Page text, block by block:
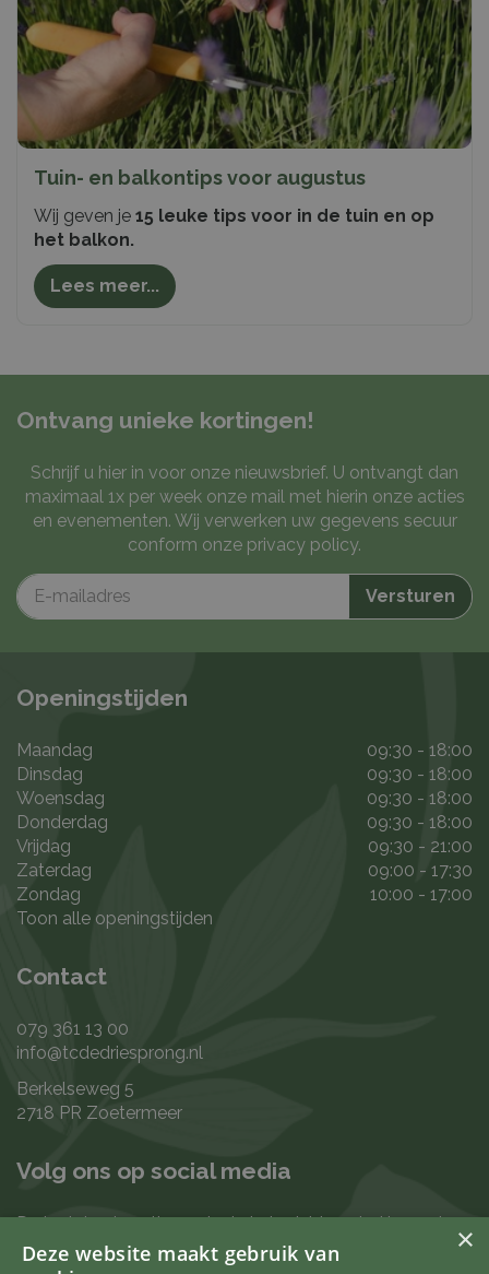
Tuin- en balkontips voor augustus
Wij geven je 15 leuke tips voor in de tuin en op
het balkon.
Lees meer...
Ontvang unieke kortingen!
Schrijf u hier in voor onze nieuwsbrief. U ontvangt dan
maximaal 1x per week onze mail met hierin onze acties
en evenementen. Wij verwerken uw gegevens secuur
conform onze privacy policy.
Openingstijden
Maandag
09:30 - 18:00
Dinsdag
09:30 - 18:00
Woensdag
09:30 - 18:00
Donderdag
09:30 - 18:00
Vrijdag
09:30 - 21:00
Zaterdag
09:00 - 17:30
Zondag
10:00 - 17:00
Toon alle openingstijden
Contact
079 361 13 00
info@tcdedriesprong.nl
Berkelseweg 5
2718 PR Zoetermeer
Volg ons op social media
De laatste nieuwtjes en leukste berichten vind je op de
de volgende kanalen:
×
Deze website maakt gebruik van